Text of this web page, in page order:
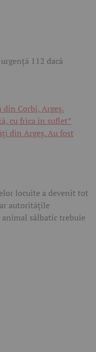
112 dacă
din Corbi, Argeș.
cu frica în suflet”
din Argeș. Au fost
locuite a devenit tot
autoritățile
sălbatic trebuie